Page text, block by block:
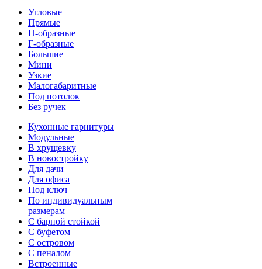
Угловые
Прямые
П-образные
Г-образные
Большие
Мини
Узкие
Малогабаритные
Под потолок
Без ручек
Кухонные гарнитуры
Модульные
В хрущевку
В новостройку
Для дачи
Для офиса
Под ключ
По индивидуальным
размерам
С барной стойкой
С буфетом
С островом
С пеналом
Встроенные